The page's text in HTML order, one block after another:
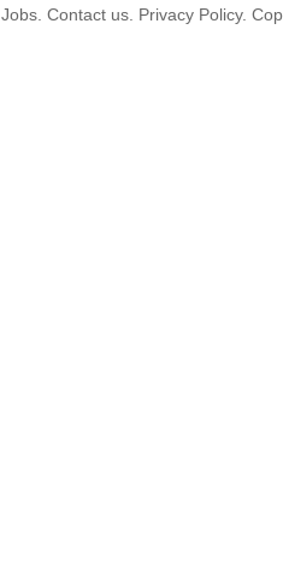
Jobs. Contact us. Privacy Policy.